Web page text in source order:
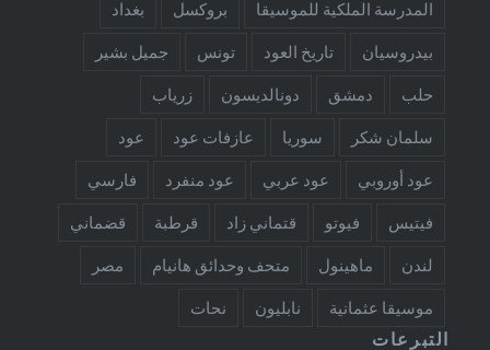
المدرسة الملكية للموسيقا بروكسل بغداد
بيدروسيان تاريخ العود تونس جميل بشير
حلب دمشق دونالديسون زرياب
سلمان شكر سوريا عازفات عود عود
عود أوروبي عود عربي عود منفرد فارسي
فيتيس فيوتو قتماني زاد قرطبة قضماني
لندن ماهينول متحف وحدائق هانيام مصر
موسيقا عثمانية نابليون نحات
التبرعات